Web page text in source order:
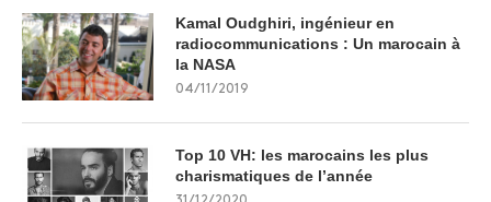
Kamal Oudghiri, ingénieur en
radiocommunications : Un marocain à
la NASA
04/11/2019
Top 10 VH: les marocains les plus
charismatiques de l’année